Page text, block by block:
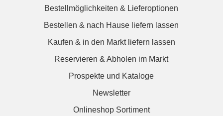
Bestellmöglichkeiten & Lieferoptionen
Bestellen & nach Hause liefern lassen
Kaufen & in den Markt liefern lassen
Reservieren & Abholen im Markt
Prospekte und Kataloge
Newsletter
Onlineshop Sortiment